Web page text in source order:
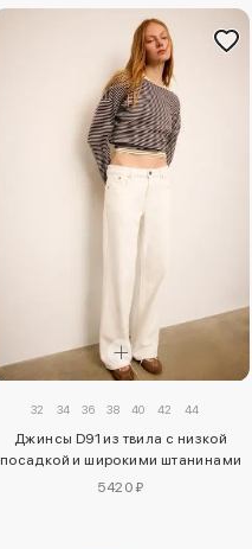
32 34 36 38 40 42 44
Джинсы D91 из твила с низкой
посадкой и широкими штанинами
5420 ₽